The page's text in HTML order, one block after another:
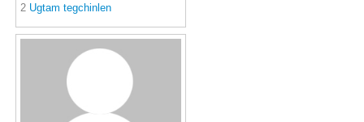
2 Ugtam tegchinlen